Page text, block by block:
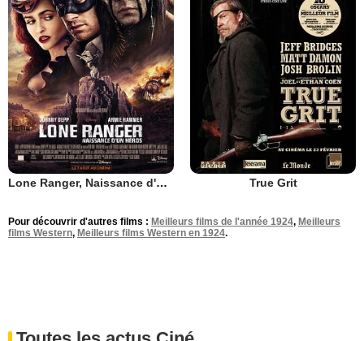
Lone Ranger, Naissance d'un héros True Grit
Pour découvrir d'autres films : Meilleurs films de l'année 1924, Meilleurs
films Western, Meilleurs films Western en 1924.